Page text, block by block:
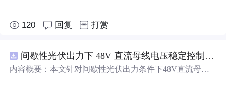
120 回复 打赏
间歇性光伏出力下 48V 直流母线电压稳定控制及储能双向充放电闭环调控体系研究（Simulink仿真实现）
内容概要：本文针对间歇性光伏出力条件下48V直流母线